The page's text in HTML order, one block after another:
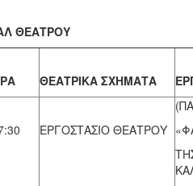
ΘΕΑΤΡΟΥ
ΘΕΑΤΡΙΚΑ ΣΧΗΜΑΤΑ
ΕΡΓΟΣΤΑΣΙΟ ΘΕΑΤΡΟΥ